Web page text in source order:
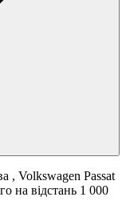
, Volkswagen Passat
на відстань 1 000